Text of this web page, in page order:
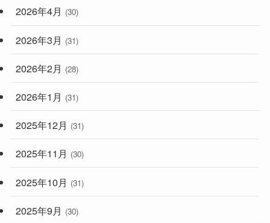
2026年4月 (30)
2026年3月 (31)
2026年2月 (28)
2026年1月 (31)
2025年12月 (31)
2025年11月 (30)
2025年10月 (31)
2025年9月 (30)